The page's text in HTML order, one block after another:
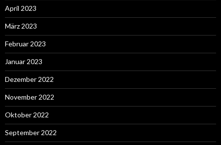
April 2023
März 2023
Februar 2023
Januar 2023
Dezember 2022
November 2022
Oktober 2022
September 2022